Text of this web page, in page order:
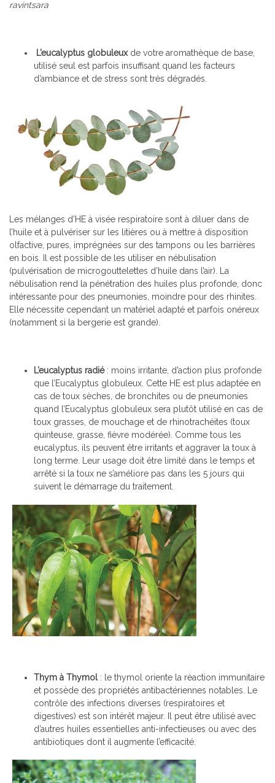
ravintsara
L’eucalyptus globuleuxde votre aromathèque de base,
utilisé seul est parfois insuffisant quand les facteurs
d’ambiance et de stress sont très dégradés.
Les mélanges d’HE à visée respiratoire sont à diluer dans de
l’huile et à pulvériser sur les litières ou à mettre à disposition
olfactive, pures, imprégnées sur des tampons ou les barrières
en bois. Il est possible de les utiliser en nébulisation
(pulvérisation de microgouttelettes d’huile dans l’air). La
nébulisation rend la pénétration des huiles plus profonde, donc
intéressante pour des pneumonies, moindre pour des rhinites.
Elle nécessite cependant un matériel adapté et parfois onéreux
(notamment si la bergerie est grande).
L’eucalyptus radié: moins irritante, d’action plus profonde
que l’Eucalyptus globuleux. Cette HE est plus adaptée en
cas de toux sèches, de bronchites ou de pneumonies
quand l’Eucalyptus globuleux sera plutôt utilisé en cas de
toux grasses, de mouchage et de rhinotrachéites (toux
quinteuse, grasse, fièvre modérée). Comme tous les
eucalyptus, ils peuvent être irritants et aggraver la toux à
long terme. Leur usage doit être limité dans le temps et
arrêté si la toux ne s’améliore pas dans les 5 jours qui
suivent le démarrage du traitement.
Thym à Thymol : le thymol oriente la réaction immunitaire
et possède des propriétés antibactériennes notables. Le
contrôle des infections diverses (respiratoires et
digestives) est son intérêt majeur. Il peut être utilisé avec
d’autres huiles essentielles anti-infectieuses ou avec des
antibiotiques dont il augmente l’efficacité.